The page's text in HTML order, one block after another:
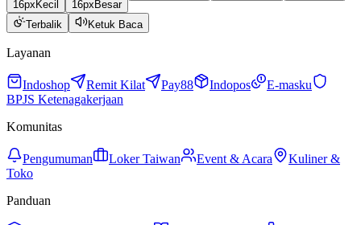
16px Kecil
16px Besar
Terbalik Ketuk Baca
Layanan
Indoshop Remit Kilat Pay88 Indopos
E-masku
BPJS Ketenagakerjaan
Komunitas
Pengumuman Loker Taiwan Event & Acara
Kuliner &
Toko
Panduan